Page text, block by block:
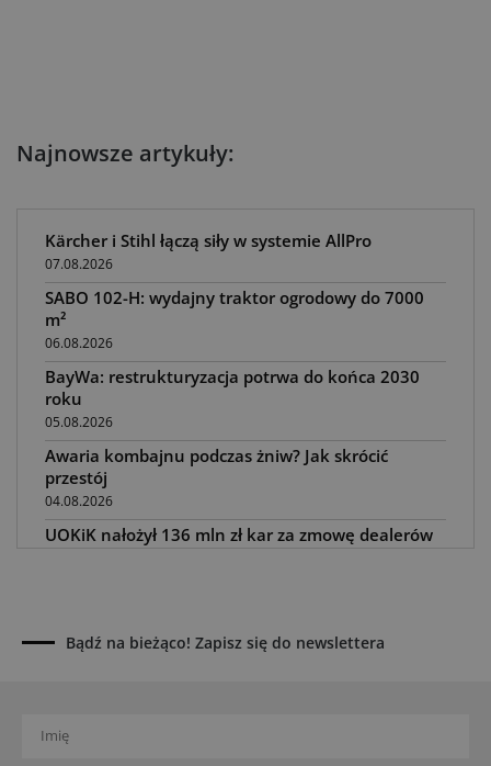
Najnowsze artykuły:
Kärcher i Stihl łączą siły w systemie AllPro
07.08.2026
SABO 102-H: wydajny traktor ogrodowy do 7000
m²
06.08.2026
BayWa: restrukturyzacja potrwa do końca 2030
roku
05.08.2026
Awaria kombajnu podczas żniw? Jak skrócić
przestój
04.08.2026
UOKiK nałożył 136 mln zł kar za zmowę dealerów
Kverneland Tersus 4000: trzy nowe kosiarki
bijakowe
02.08.2026
Bądź na bieżąco! Zapisz się do newslettera